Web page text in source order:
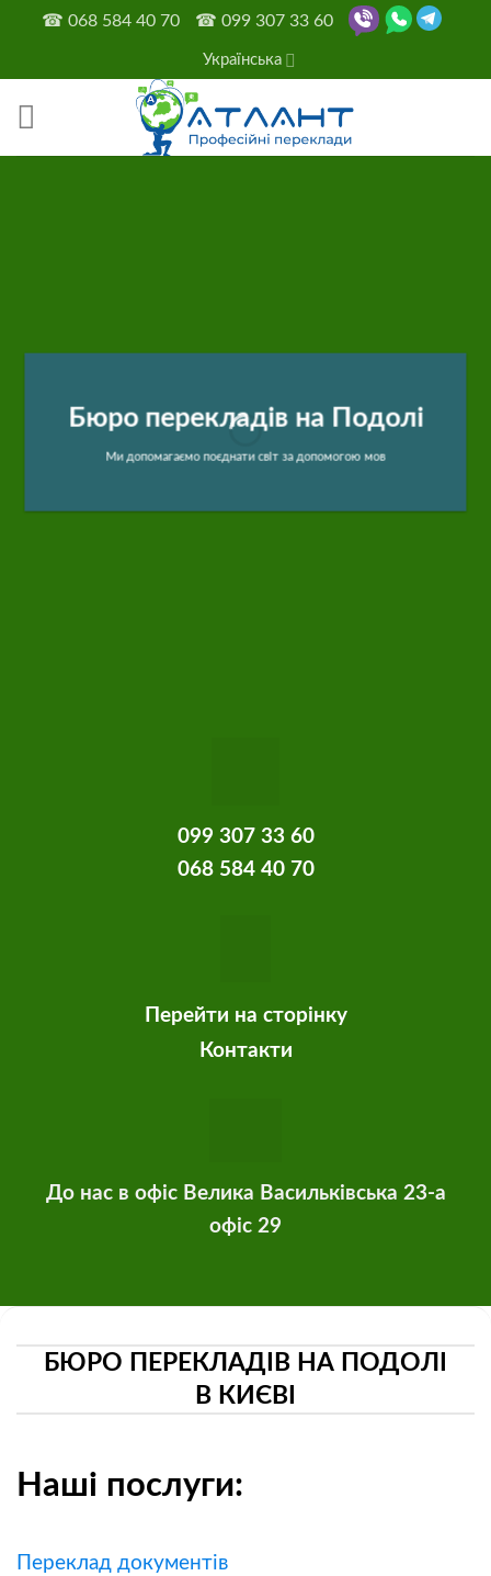
content
☎ 068 584 40 70 ☎ 099 307 33 60
Українська
Бюро перекладів на Подолі
Ми допомагаємо поєднати світ за допомогою мов
099 307 33 60
068 584 40 70
Перейти на сторінку
Контакти
До нас в офіс Велика Васильківська 23-а
офіс 29
БЮРО ПЕРЕКЛАДІВ НА ПОДОЛІ
В КИЄВІ
Наші послуги:
Переклад документів